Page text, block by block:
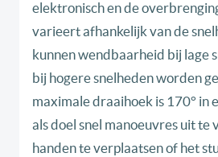
elektronisch en de
varieert afhankelijk van de
kunnen wendbaarheid bij lage
bij hogere snelheden worden
maximale draaihoek is 170° in
als doel snel manoeuvres uit te
handen te verplaatsen of het